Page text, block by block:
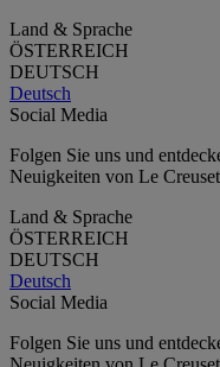
Land & Sprache
ÖSTERREICH
DEUTSCH
Deutsch
Social Media
Folgen Sie uns und
Neuigkeiten von Le
Land & Sprache
ÖSTERREICH
DEUTSCH
Deutsch
Social Media
Folgen Sie uns und